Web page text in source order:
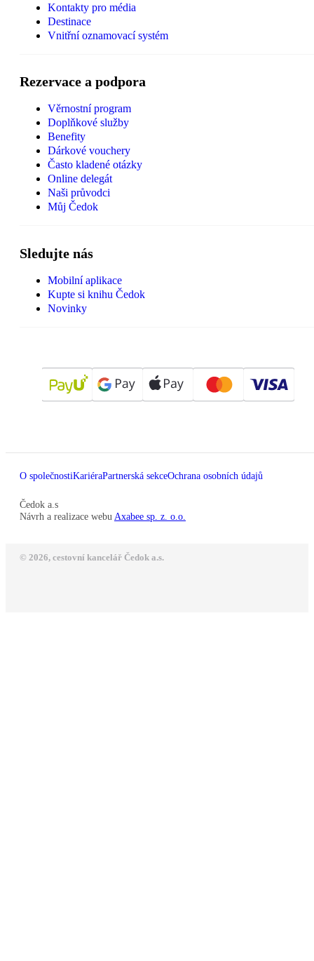
Kontakty pro média
Destinace
Vnitřní oznamovací systém
Rezervace a podpora
Věrnostní program
Doplňkové služby
Benefity
Dárkové vouchery
Často kladené otázky
Online delegát
Naši průvodci
Můj Čedok
Sledujte nás
Mobilní aplikace
Kupte si knihu Čedok
Novinky
O společnostiKariéraPartnerská sekceOchrana osobních údajů
Čedok a.s
Návrh a realizace webu Axabee sp. z. o.o.
© 2026, cestovní kancelář Čedok a.s.